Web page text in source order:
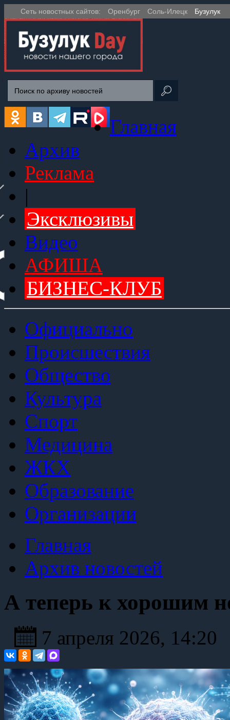
Сеть новостных сайтов: Оренбург Соль-Илецк Бузулук
Главная
Архив
Реклама
|
Эксклюзивы
Видео
АФИША
БИЗНЕС-КЛУБ
Официально
Происшествия
Общество
Культура
Спорт
Медицина
ЖКХ
Образование
Организации
Главная
Архив новостей
А теперь к хорошим
7 апреля 2026, 14:20